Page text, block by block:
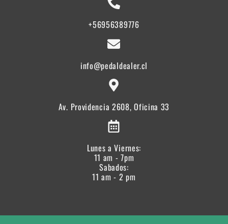
+56956389776
info@pedaldealer.cl
Av. Providencia 2608, Oficina 33
Lunes a Viernes:
11 am - 7pm
Sabados:
11 am - 2 pm